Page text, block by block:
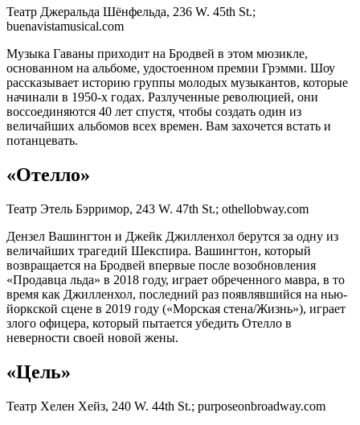
Театр Джеральда Шёнфельда, 236 W. 45th St.;
buenavistamusical.com
Музыка Гаваны приходит на Бродвей в этом мюзикле,
основанном на альбоме, удостоенном премии Грэмми. Шоу
рассказывает историю группы молодых музыкантов, которые
начинали в 1950-х годах. Разлученные революцией, они
воссоединяются 40 лет спустя, чтобы создать один из
величайших альбомов всех времен. Вам захочется встать и
потанцевать.
«Отелло»
Театр Этель Бэрримор, 243 W. 47th St.; othellobway.com
Дензел Вашингтон и Джейк Джилленхол берутся за одну из
величайших трагедий Шекспира. Вашингтон, который
возвращается на Бродвей впервые после возобновления
«Продавца льда» в 2018 году, играет обреченного мавра, в то
время как Джилленхол, последний раз появлявшийся на нью-
йоркской сцене в 2019 году («Морская стена/Жизнь»), играет
злого офицера, который пытается убедить Отелло в
неверности своей новой жены.
«Цель»
Театр Хелен Хейз, 240 W. 44th St.; purposeonbroadway.com